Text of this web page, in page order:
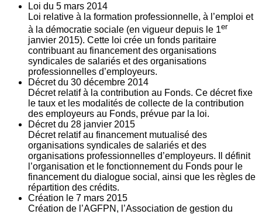
Loi du 5 mars 2014
Loi relative à la formation professionnelle, à l’emploi et
à la démocratie sociale (en vigueur depuis le 1er
janvier 2015). Cette loi crée un fonds paritaire
contribuant au financement des organisations
syndicales de salariés et des organisations
professionnelles d’employeurs.
Décret du 30 décembre 2014
Décret relatif à la contribution au Fonds. Ce décret fixe
le taux et les modalités de collecte de la contribution
des employeurs au Fonds, prévue par la loi.
Décret du 28 janvier 2015
Décret relatif au financement mutualisé des
organisations syndicales de salariés et des
organisations professionnelles d’employeurs. Il définit
l’organisation et le fonctionnement du Fonds pour le
financement du dialogue social, ainsi que les règles de
répartition des crédits.
Création le 7 mars 2015
Création de l’AGFPN, l’Association de gestion du